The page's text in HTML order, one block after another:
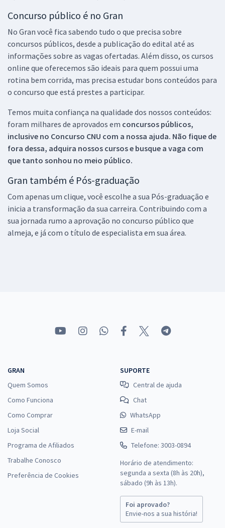
Concurso público é no Gran
No Gran você fica sabendo tudo o que precisa sobre
concursos públicos, desde a publicação do edital até as
informações sobre as vagas ofertadas. Além disso, os cursos
online que oferecemos são ideais para quem possui uma
rotina bem corrida, mas precisa estudar bons conteúdos para
o concurso que está prestes a participar.
Temos muita confiança na qualidade dos nossos conteúdos:
foram milhares de aprovados em concursos públicos,
inclusive no Concurso CNU com a nossa ajuda. Não fique de
fora dessa, adquira nossos cursos e busque a vaga com
que tanto sonhou no meio público.
Gran também é Pós-graduação
Com apenas um clique, você escolhe a sua Pós-graduação e
inicia a transformação da sua carreira. Contribuindo com a
sua jornada rumo a aprovação no concurso público que
almeja, e já com o título de especialista em sua área.
GRAN
Quem Somos
Como Funciona
Como Comprar
Loja Social
Programa de Afiliados
Trabalhe Conosco
Preferência de Cookies
SUPORTE
Central de ajuda
Chat
WhatsApp
E-mail
Telefone: 3003-0894
Horário de atendimento:
segunda a sexta (8h às 20h),
sábado (9h às 13h).
Foi aprovado?
Envie-nos a sua história!